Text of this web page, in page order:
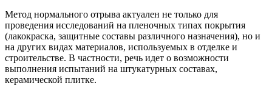
Метод нормального отрыва актуален не только для
проведения исследований на пленочных типах покрытия
(лакокраска, защитные составы различного назначения), но и
на других видах материалов, используемых в отделке и
строительстве. В частности, речь идет о возможности
выполнения испытаний на штукатурных составах,
керамической плитке.